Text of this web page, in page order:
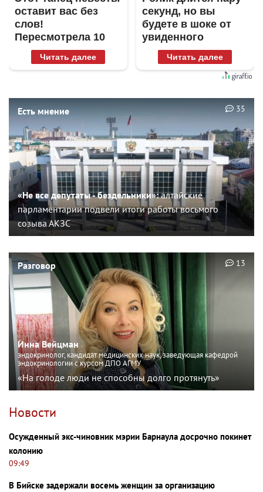
оставит вас без
слов!
Пересмотрела 10
раз
Читать далее
секунд, но вы
будете в шоке от
увиденного
Читать далее
Есть мнение
«Не все депутаты - бездельники»:алтайские
парламентарии подвели итоги работы восьмого
созыва АКЗС
35
Разговор
Инна Вейцман
эндокринолог, кандидат медицинских наук, заведующая кафедрой
эндокринологии с курсом ДПО АГМУ
«На голоде люди не способны долго протянуть»
13
Новости
Осужденный экс-чиновник мэрии Барнаула досрочно покинет
колонию
09:49
В Бийске задержали восемь женщин за организацию